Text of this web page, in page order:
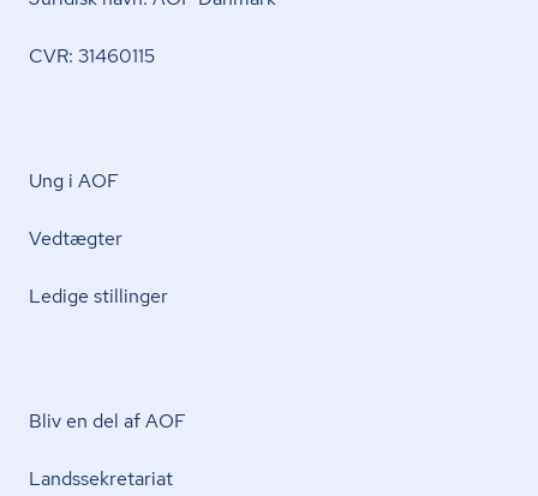
CVR: 31460115
Ung i AOF
Vedtægter
Ledige stillinger
Bliv en del af AOF
Lands­se­kre­ta­ri­at